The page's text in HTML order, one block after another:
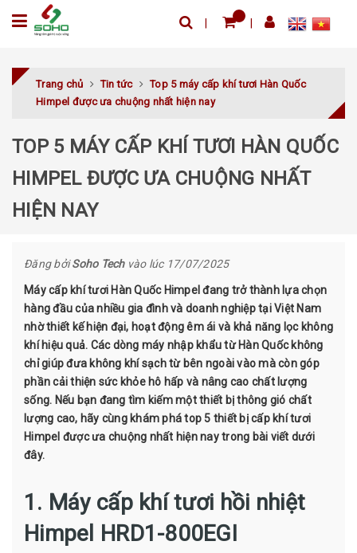
Trang chủ Tin tức
Top 5 máy cấp khí tươi Hàn Quốc
Himpel được ưa chuộng nhất hiện nay
TOP 5 MÁY CẤP KHÍ TƯƠI HÀN QUỐC
HIMPEL ĐƯỢC ƯA CHUỘNG NHẤT
HIỆN NAY
Đăng bởiSoho Techvào lúc 17/07/2025
Máy cấp khí tươi Hàn Quốc Himpel đang trở thành lựa chọn
hàng đầu của nhiều gia đình và doanh nghiệp tại Việt Nam
nhờ thiết kế hiện đại, hoạt động êm ái và khả năng lọc không
khí hiệu quả. Các dòng máy nhập khẩu từ Hàn Quốc không
chỉ giúp đưa không khí sạch từ bên ngoài vào mà còn góp
phần cải thiện sức khỏe hô hấp và nâng cao chất lượng
sống. Nếu bạn đang tìm kiếm một thiết bị thông gió chất
lượng cao, hãy cùng khám phá top 5 thiết bị cấp khí tươi
Himpel được ưa chuộng nhất hiện nay trong bài viết dưới
đây.
1. Máy cấp khí tươi hồi nhiệt
Himpel HRD1-800EGI